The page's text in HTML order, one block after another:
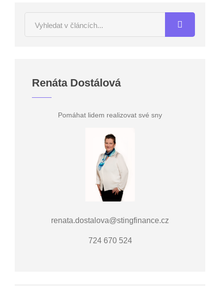
Renáta Dostálová
Pomáhat lidem realizovat své sny
renata.dostalova@stingfinance.cz
724 670 524